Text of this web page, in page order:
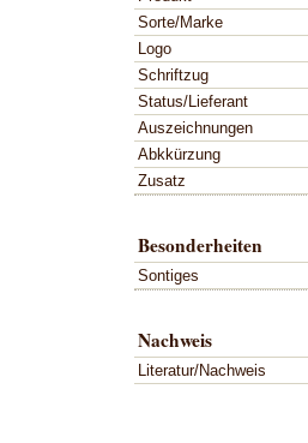
Sorte/Marke
Logo
Schriftzug
Status/Lieferant
Auszeichnungen
Abkkürzung
Zusatz
Besonderheiten
Sontiges
Nachweis
Literatur/Nachweis